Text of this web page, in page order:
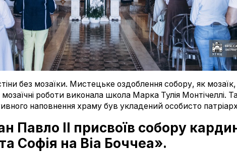
без мозаїки. Мистецьке оздоблення собору, як мозаїк,
роботи виконала школа Марка Тулія Монтічеллі.
наповнення храму був укладений особисто
Павло II присвоїв собору
Софія на Віа Боччеа».